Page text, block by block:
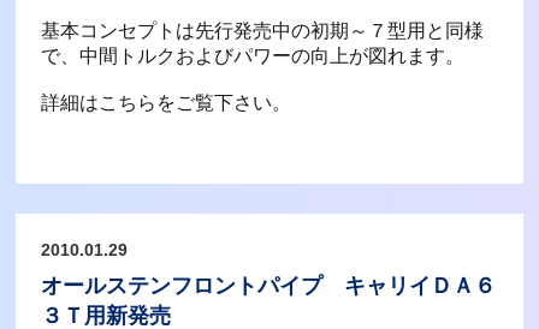
基本コンセプトは先行発売中の初期～７型用と同様
で、中間トルクおよびパワーの向上が図れます。
詳細はこちらをご覧下さい。
2010.01.29
オールステンフロントパイプ キャリイＤＡ６
３Ｔ用新発売